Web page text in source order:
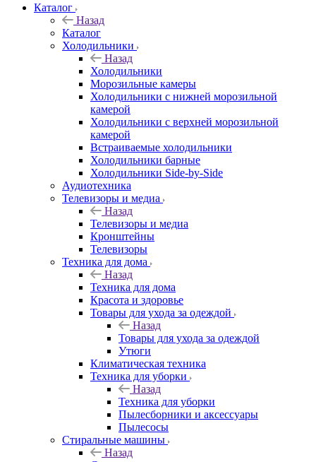
Каталог
Назад
Каталог
Холодильники
Назад
Холодильники
Морозильные камеры
Холодильники с нижней морозильной
камерой
Холодильники с верхней морозильной
камерой
Встраиваемые холодильники
Холодильники барные
Холодильники Side-by-Side
Аудиотехника
Телевизоры и медиа
Назад
Телевизоры и медиа
Кронштейны
Телевизоры
Техника для дома
Назад
Техника для дома
Красота и здоровье
Товары для ухода за одеждой
Назад
Товары для ухода за одеждой
Утюги
Климатическая техника
Техника для уборки
Назад
Техника для уборки
Пылесборники и аксессуары
Пылесосы
Стиральные машины
Назад